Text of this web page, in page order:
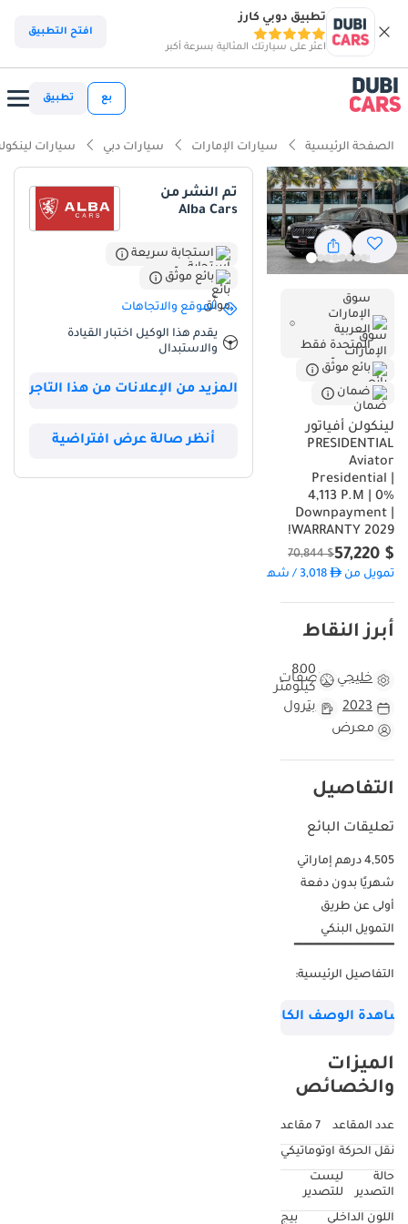
تطبيق دوبي كارز
اعثر على سيارتك المثالية بسرعة أكبر
افتح التطبيق
بع تطبيق
الصفحة الرئيسية سيارات الإمارات سيارات دبي سيارات
سوق
الإمارات
العربية
المتحدة فقط
بائع موثّق
ضمان
لينكولن أفياتور
PRESIDENTIAL
Aviator
Presidential |
4,113 P.M | 0%
Downpayment |
WARRANTY 2029!
$ 57,220
$ 70,844
تمويل من
3,018 / شهر
أبرز النقاط
خليجي مواصفات
800
كيلومتر
2023
بترول
معرض
التفاصيل
تعليقات البائع
4,505 درهم إماراتي
شهريًا بدون دفعة
أولى عن طريق
التمويل البنكي
التفاصيل الرئيسية:
2029 أو 100,000 كم
كم مقاس العجلات:
لماذا تختار هذه
السيارة؟ استمتع
الوصف الكامل
الميزات
والخصائص
عدد المقاعد
7 مقاعد
نقل الحركة اوتوماتيكي
حالة
التصدير
ليست
للتصدير
اللون الداخلي
بيج
تم النشر من
Alba Cars
استجابة سريعة
بائع موثّق
الموقع والاتجاهات
يقدم هذا الوكيل اختبار القيادة
والاستبدال
المزيد من الإعلانات من هذا التاجر
أنظر صالة عرض افتراضية